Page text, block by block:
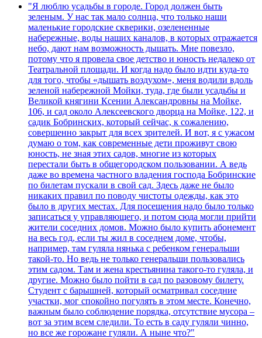
"Я люблю усадьбы в городе. Город должен быть
зеленым. У нас так мало солнца, что только наши
маленькие городские скверики, озелененные
набережные, воды наших каналов, в которых отражается
небо, дают нам возможность дышать. Мне повезло,
потому что я провела свое детство и юность недалеко от
Театральной площади. И когда надо было идти куда-то
для того, чтобы «дышать воздухом», меня водили вдоль
зеленой набережной Мойки, туда, где были усадьбы и
Великой княгини Ксении Александровны на Мойке,
106, и сад около Алексеевского дворца на Мойке, 122, и
садик Бобринских, который сейчас, к сожалению,
совершенно закрыт для всех зрителей. И вот, я с ужасом
думаю о том, как современные дети проживут свою
юность, не зная этих садов, многие из которых
перестали быть в общегородском пользовании. А ведь
даже во времена частного владения господа Бобринские
по билетам пускали в свой сад. Здесь даже не было
никаких правил по поводу чистоты одежды, как это
было в других местах. Для посещения надо было только
записаться у управляющего, и потом сюда могли прийти
жители соседних домов. Можно было купить абонемент
на весь год, если ты жил в соседнем доме, чтобы,
например, там гуляла нянька с ребенком генеральши
такой-то. Но ведь не только генеральши пользовались
этим садом. Там и жена крестьянина такого-то гуляла, и
другие. Можно было пойти в сад по разовому билету.
Студент с барышней, который осматривал соседние
участки, мог спокойно погулять в этом месте. Конечно,
важным было соблюдение порядка, отсутствие мусора –
вот за этим всем следили. То есть в саду гуляли чинно,
но все же горожане гуляли. А ныне что?"